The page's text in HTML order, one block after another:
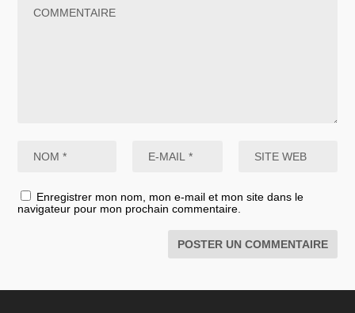
Enregistrer mon nom, mon e-mail et mon site dans le
navigateur pour mon prochain commentaire.